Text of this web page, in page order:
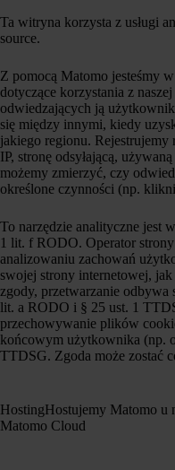
Ta witryna korzysta z usługi
source.
Z pomocą Matomo jesteśmy
dotyczące korzystania z
odwiedzających ją
się między innymi, kiedy
jakiego regionu.
IP, stronę odsyłającą,
możemy zmierzyć, czy
określone czynności (np.
To narzędzie analityczne jest
1 lit. f RODO. Operator
analizowaniu zachowań
swojej strony internetowej,
zgody, przetwarzanie odbywa
lit. a RODO i § 25 ust. 1
przechowywanie plików
końcowym użytkownika (np.
TTDSG. Zgoda może zostać
HostingHostujemy Matomo u
Matomo Cloud